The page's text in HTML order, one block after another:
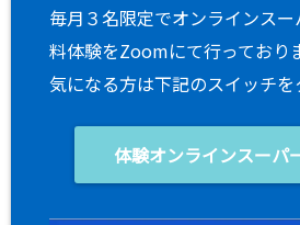
毎月３名限定でオンラインス
料体験をZoomにて行っており
気になる方は下記のスイッチを
体験オンラインスーパ